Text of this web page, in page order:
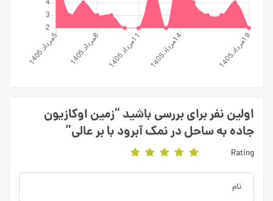
اولین نفر برای بررسی باشید “زمین اوکازیون
جاده به ساحل در نمک آبرود با بر عالی”
Rating